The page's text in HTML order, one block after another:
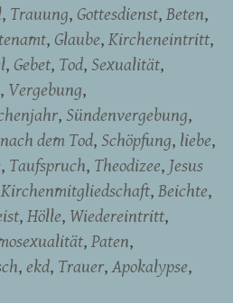
Trauung Gottesdienst Beten
Glaube Kircheneintritt
Gebet Tod Sexualität
Vergebung
Sündenvergebung
dem Tod Schöpfung liebe
Taufspruch Theodizee Jesus
Kirchenmitgliedschaft Beichte
Hölle Wiedereintritt
Paten
ekd Trauer Apokalypse